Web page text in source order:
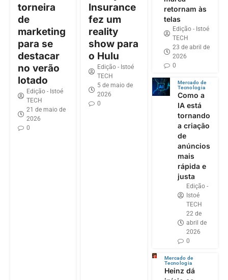
torneira
de
marketing
para se
destacar
no verão
lotado
Edição - Istoé
TECH
21 de maio de
2026
0
Insurance
fez um
reality
show para
o Hulu
Edição - Istoé
TECH
5 de maio de
2026
0
retornam às
telas
Edição - Istoé
TECH
23 de abril de
2026
0
Mercado de
Tecnologia
Como a
IA está
tornando
a criação
de
anúncios
mais
rápida e
justa
Edição -
Istoé
TECH
22 de
abril de
2026
0
Mercado de
Tecnologia
Heinz dá